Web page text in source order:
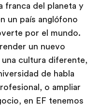
franca del planeta y
un país anglófono
por el mundo.
un nuevo
cultura diferente,
de habla
o ampliar
en EF tenemos